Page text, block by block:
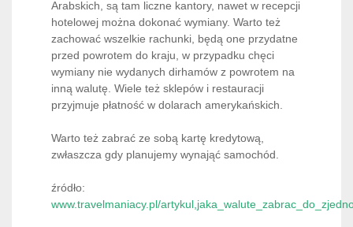
Arabskich, są tam liczne kantory, nawet w recepcji
hotelowej można dokonać wymiany. Warto też
zachować wszelkie rachunki, będą one przydatne
przed powrotem do kraju, w przypadku chęci
wymiany nie wydanych dirhamów z powrotem na
inną walutę. Wiele też sklepów i restauracji
przyjmuje płatność w dolarach amerykańskich.
Warto też zabrać ze sobą kartę kredytową,
zwłaszcza gdy planujemy wynająć samochód.
źródło:
www.travelmaniacy.pl/